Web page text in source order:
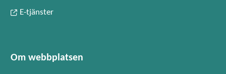
E-tjänster
Om webbplatsen